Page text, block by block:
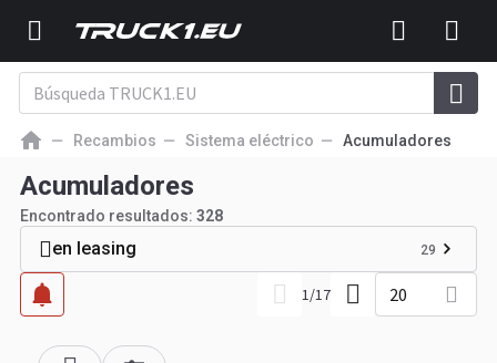
Recambios Sistema eléctrico Acumuladores
Acumuladores
Encontrado resultados: 328
en leasing 29
1/17 20